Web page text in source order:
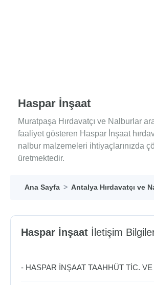
Haspar İnşaat
Muratpaşa Hırdavatçı ve Nalburlar
faaliyet gösteren Haspar İnşaat
nalbur malzemeleri ihtiyaçlarınızda
üretmektedir.
Ana Sayfa Antalya Hırdavatçı ve
Haspar İnşaat İletişim
- HASPAR İNŞAAT TAAHHÜT TİC.